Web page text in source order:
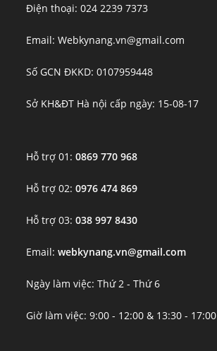
Điện thoại: 024 2239 7373
Email: Webkynang.vn@gmail.com
Số GCN ĐKKD: 0107959448
Sở KH&ĐT Hà nội cấp ngày: 15-08-17
Hỗ trợ 01:0869 770 968
Hỗ trợ 02:0976 474 869
Hỗ trợ 03:038 997 8430
Email:webkynang.vn@gmail.com
Ngày làm việc: Thứ 2 - Thứ 6
Giờ làm việc: 9:00 - 12:00 & 13:30 - 17:00